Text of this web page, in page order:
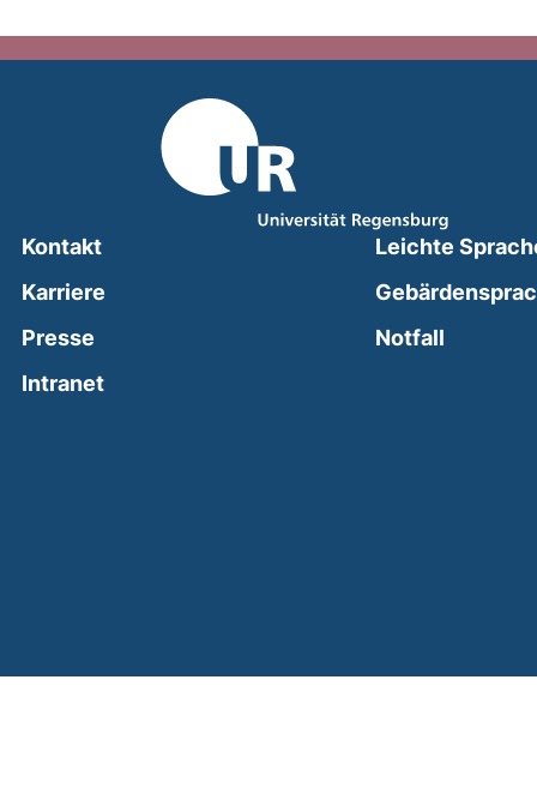
Kontakt
Karriere
Presse
Intranet(external link, opens in a new window)
Leichte
Notfall